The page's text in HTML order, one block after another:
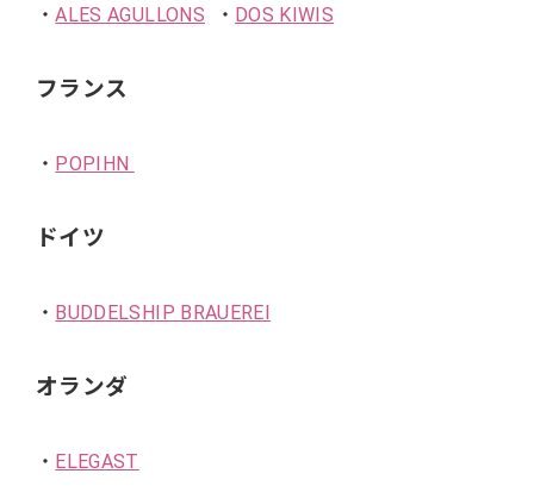
・ALES AGULLONS ・ DOS KIWIS
フランス
・ POPIHN
ドイツ
・ BUDDELSHIP BRAUEREI
オランダ
・ ELEGAST